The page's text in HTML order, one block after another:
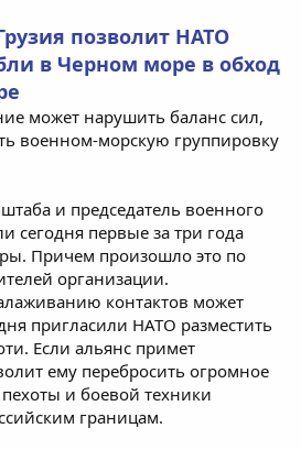
позволит НАТО
в Черном море в обход
может нарушить баланс сил,
военном-морскую группировку
и председатель военного
сегодня первые за три года
Причем произошло это по
организации.
контактов может
пригласили НАТО разместить
Если альянс примет
ему перебросить огромное
и боевой техники
границам.